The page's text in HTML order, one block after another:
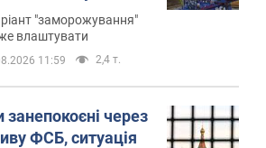
"заморожування"
влаштувати
11:59 2,4 т.
занепокоєні через
ФСБ, ситуація